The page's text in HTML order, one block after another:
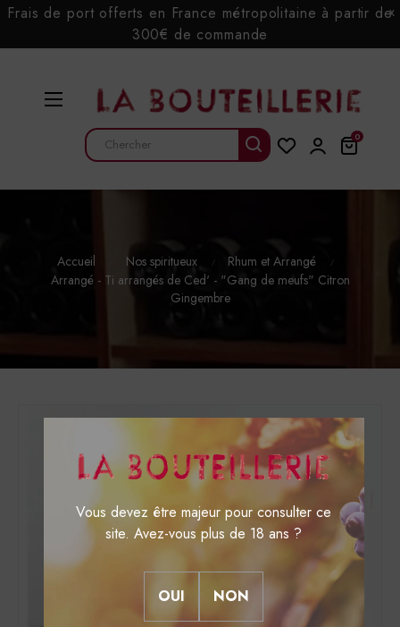
Vous devez être majeur pour consulter ce
site. Avez-vous plus de 18 ans ?
OUI NON
Frais de port offerts en France métropolitaine à partir de
300€ de commande
x
Basculer
navigation
☰
0
Accueil Nos spiritueux
Rhum et Arrangé
Arrangé - Ti arrangés de Ced' - "Gang de meufs" Citron
Gingembre